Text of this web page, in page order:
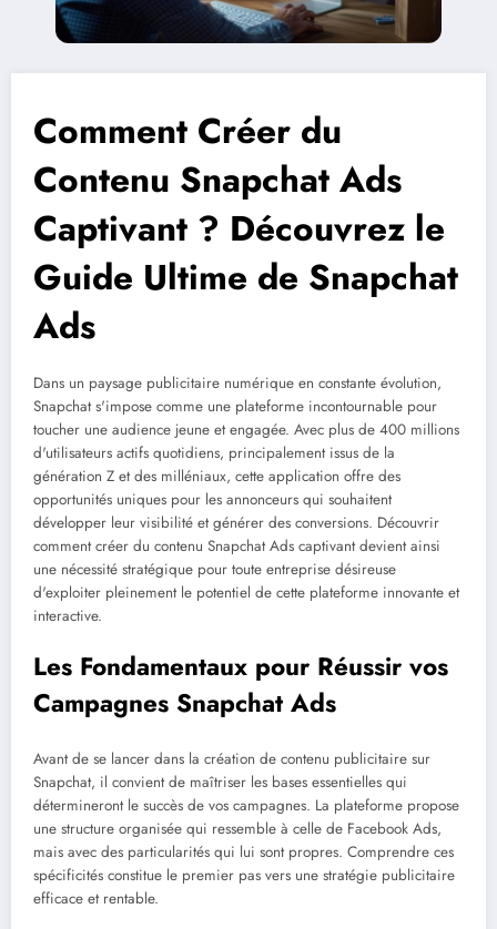
Comment Créer du
Contenu Snapchat Ads
Captivant ? Découvrez le
Guide Ultime de Snapchat
Ads
Dans un paysage publicitaire numérique en constante évolution,
Snapchat s'impose comme une plateforme incontournable pour
toucher une audience jeune et engagée. Avec plus de 400 millions
d'utilisateurs actifs quotidiens, principalement issus de la
génération Z et des milléniaux, cette application offre des
opportunités uniques pour les annonceurs qui souhaitent
développer leur visibilité et générer des conversions. Découvrir
comment créer du contenu Snapchat Ads captivant devient ainsi
une nécessité stratégique pour toute entreprise désireuse
d'exploiter pleinement le potentiel de cette plateforme innovante et
interactive.
Les Fondamentaux pour Réussir vos
Campagnes Snapchat Ads
Avant de se lancer dans la création de contenu publicitaire sur
Snapchat, il convient de maîtriser les bases essentielles qui
détermineront le succès de vos campagnes. La plateforme propose
une structure organisée qui ressemble à celle de Facebook Ads,
mais avec des particularités qui lui sont propres. Comprendre ces
spécificités constitue le premier pas vers une stratégie publicitaire
efficace et rentable.